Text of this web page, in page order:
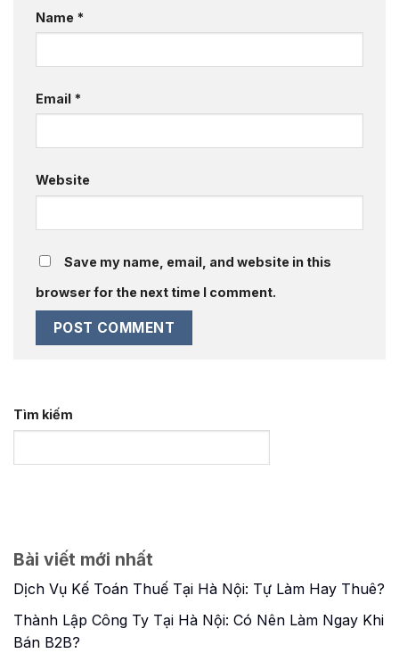
Tìm kiếm
Bài viết mới nhất
Dịch Vụ Kế Toán Thuế Tại Hà Nội: Tự Làm Hay Thuê?
Thành Lập Công Ty Tại Hà Nội: Có Nên Làm Ngay Khi
Bán B2B?
Name *
Email *
Website
Save my name, email, and website in this
browser for the next time I comment.